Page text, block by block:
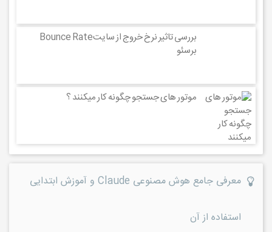
بررسی تاثیر نرخ خروج از سایتBounce Rate
برسئو
موتور های جستجو چگونه کار میکنند ؟
معرفی جامع هوش مصنوعی Claude و آموزش ابتدایی
استفاده از آن